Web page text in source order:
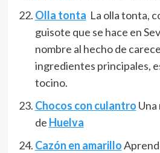
Olla tonta La olla tonta,
guisote que se hace en
nombre al hecho de
ingredientes principales,
tocino.
Chocos con culantro
de Huelva
Cazón en amarillo